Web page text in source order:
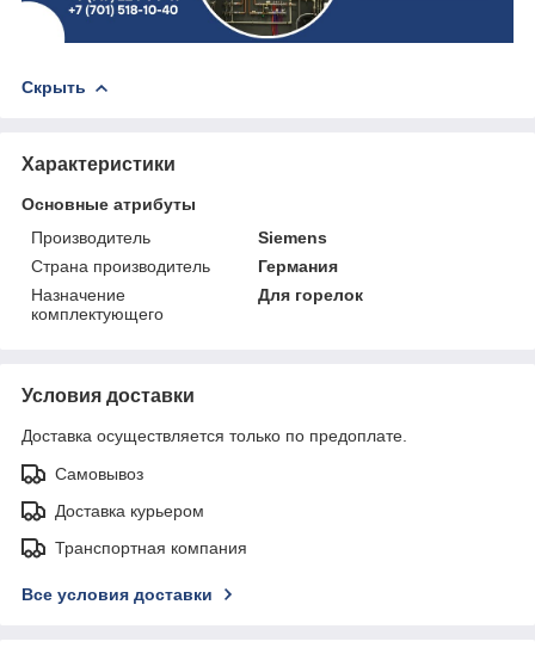
Скрыть
Характеристики
Основные атрибуты
Производитель
Siemens
Страна производитель
Германия
Назначение
комплектующего
Для горелок
Условия доставки
Доставка осуществляется только по предоплате.
Самовывоз
Доставка курьером
Транспортная компания
Все условия доставки